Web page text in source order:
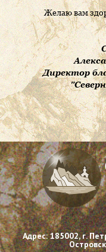
Желаю вам
Директор
Адрес: 185002, г.